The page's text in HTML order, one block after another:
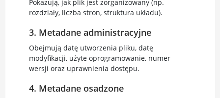
Pokazują, jak plik jest zorganizowany (np.
rozdziały, liczba stron, struktura układu).
3. Metadane administracyjne
Obejmują datę utworzenia pliku, datę
modyfikacji, użyte oprogramowanie, numer
wersji oraz uprawnienia dostępu.
4. Metadane osadzone